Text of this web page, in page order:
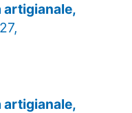
artigianale,
artigianale,